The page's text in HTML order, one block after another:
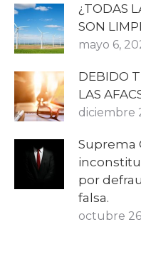
¿TODAS
SON
mayo 6,
DEBIDO
LAS
diciembre
Suprema
por
falsa.
octubre